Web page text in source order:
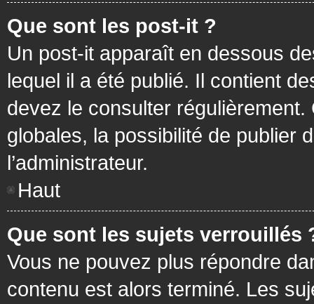
Que sont les post-it ?
Un post-it apparaît en dessous
lequel il a été publié. Il contient
devez le consulter
globales, la possibilité de publier
l’administrateur.
Haut
Que sont les sujets verrouillés
Vous ne pouvez plus répondre
contenu est alors terminé. Les